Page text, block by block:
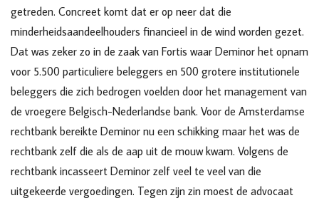
getreden. Concreet komt dat er op neer dat die
minderheidsaandeelhouders financieel in de wind worden gezet.
Dat was zeker zo in de zaak van Fortis waar Deminor het opnam
voor 5.500 particuliere beleggers en 500 grotere institutionele
beleggers die zich bedrogen voelden door het management van
de vroegere Belgisch-Nederlandse bank. Voor de Amsterdamse
rechtbank bereikte Deminor nu een schikking maar het was de
rechtbank zelf die als de aap uit de mouw kwam. Volgens de
rechtbank incasseert Deminor zelf veel te veel van die
uitgekeerde vergoedingen. Tegen zijn zin moest de advocaat